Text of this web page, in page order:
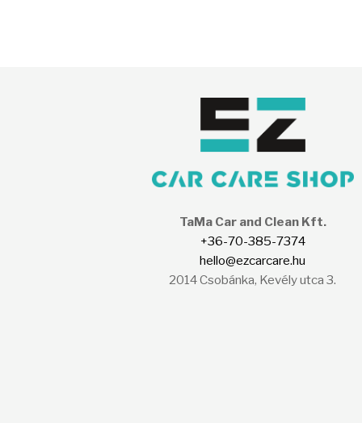
TaMa Car and Clean Kft.
+36-70-385-7374
hello@ezcarcare.hu
2014 Csobánka, Kevély utca 3.